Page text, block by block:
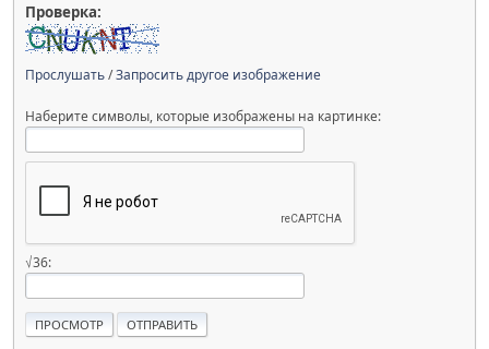
Проверка:
Прослушать/Запросить другое изображение
Наберите символы, которые изображены на картинке:
√36: